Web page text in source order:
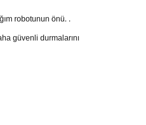
robotunun önü. .
güvenli durmalarını